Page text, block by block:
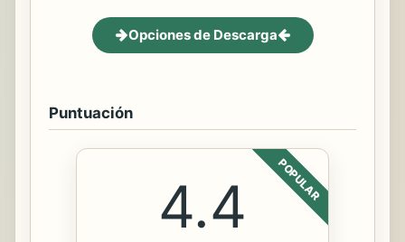
Opciones de Descarga
Puntuación
POPULAR
4.4